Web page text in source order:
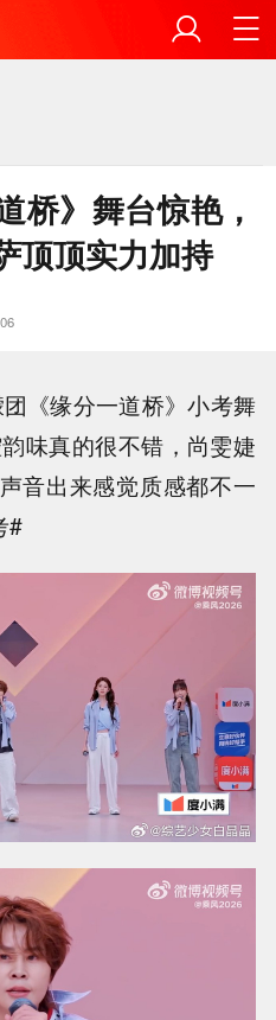
桥》舞台惊艳，
顶顶实力加持
《缘分一道桥》小考舞
味真的很不错，尚雯婕
音出来感觉质感都不一
#